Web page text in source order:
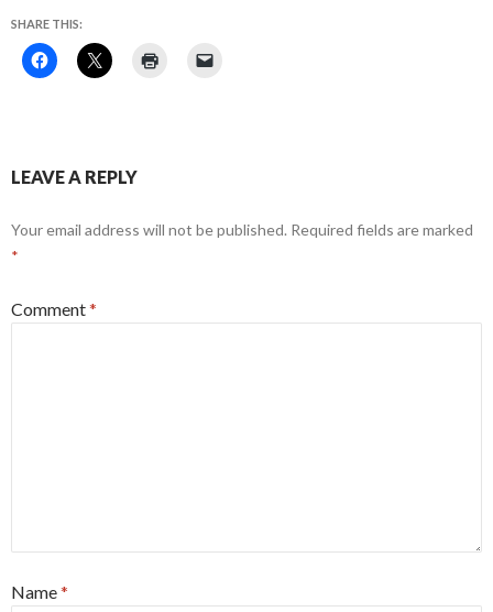
SHARE THIS:
LEAVE A REPLY
Your email address will not be published. Required fields are marked
*
Comment*
Name*